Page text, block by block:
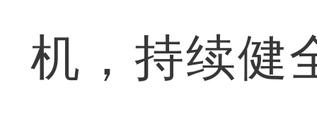
机，持续健